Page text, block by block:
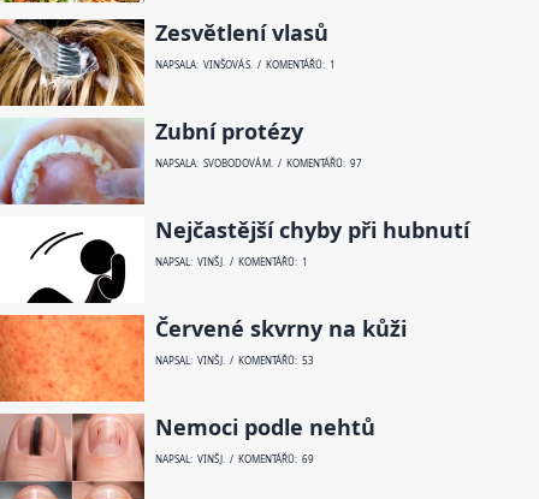
Zesvětlení vlasů
NAPSALA: VINŠOVÁ S. / KOMENTÁŘŮ: 1
Zubní protézy
NAPSALA: SVOBODOVÁ M. / KOMENTÁŘŮ: 97
Nejčastější chyby při hubnutí
NAPSAL: VINŠ J. / KOMENTÁŘŮ: 1
Červené skvrny na kůži
NAPSAL: VINŠ J. / KOMENTÁŘŮ: 53
Nemoci podle nehtů
NAPSAL: VINŠ J. / KOMENTÁŘŮ: 69